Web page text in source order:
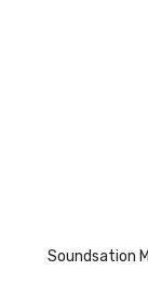
Soundsation